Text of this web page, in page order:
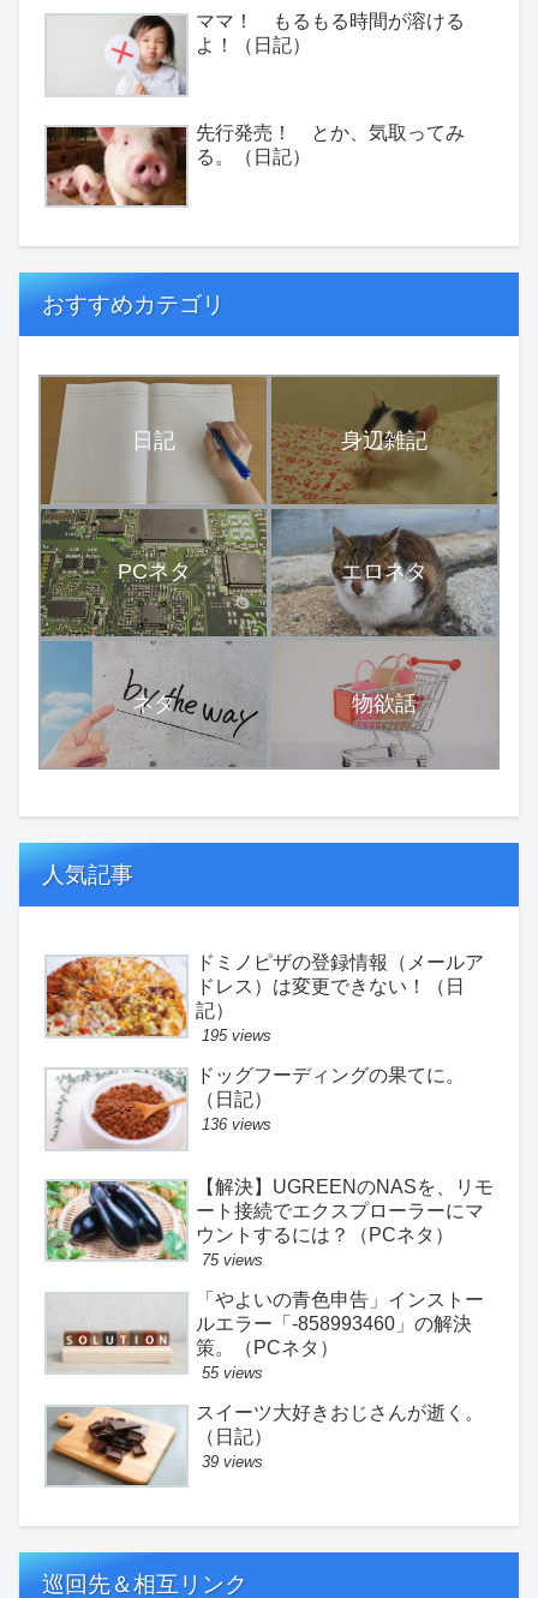
ママ！ もるもる時間が溶ける
よ！（日記）
先行発売！ とか、気取ってみ
る。（日記）
おすすめカテゴリ
日記 身辺雑記
PCネタ エロネタ
ネタ 物欲話
人気記事
ドミノピザの登録情報（メールア
ドレス）は変更できない！（日
記）
195 views
ドッグフーディングの果てに。
（日記）
136 views
【解決】UGREENのNASを、リモ
ート接続でエクスプローラーにマ
ウントするには？（PCネタ）
75 views
「やよいの青色申告」インストー
ルエラー「-858993460」の解決
策。（PCネタ）
55 views
スイーツ大好きおじさんが逝く。
（日記）
39 views
巡回先＆相互リンク